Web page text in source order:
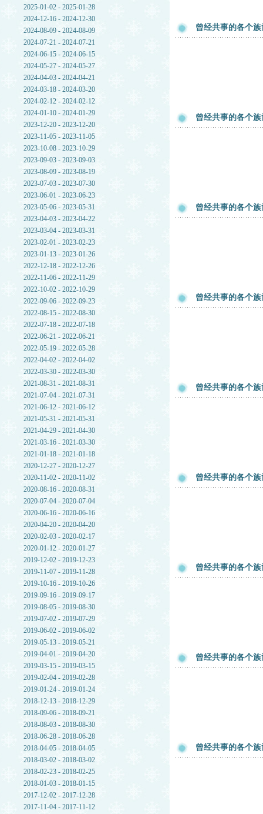
2025-01-02 - 2025-01-28
2024-12-16 - 2024-12-30
2024-08-09 - 2024-08-09
2024-07-21 - 2024-07-21
2024-06-15 - 2024-06-15
2024-05-27 - 2024-05-27
2024-04-03 - 2024-04-21
2024-03-18 - 2024-03-20
2024-02-12 - 2024-02-12
2024-01-10 - 2024-01-29
2023-12-20 - 2023-12-20
2023-11-05 - 2023-11-05
2023-10-08 - 2023-10-29
2023-09-03 - 2023-09-03
2023-08-09 - 2023-08-19
2023-07-03 - 2023-07-30
2023-06-01 - 2023-06-23
2023-05-06 - 2023-05-31
2023-04-03 - 2023-04-22
2023-03-04 - 2023-03-31
2023-02-01 - 2023-02-23
2023-01-13 - 2023-01-26
2022-12-18 - 2022-12-26
2022-11-06 - 2022-11-29
2022-10-02 - 2022-10-29
2022-09-06 - 2022-09-23
2022-08-15 - 2022-08-30
2022-07-18 - 2022-07-18
2022-06-21 - 2022-06-21
2022-05-19 - 2022-05-28
2022-04-02 - 2022-04-02
2022-03-30 - 2022-03-30
2021-08-31 - 2021-08-31
2021-07-04 - 2021-07-31
2021-06-12 - 2021-06-12
2021-05-31 - 2021-05-31
2021-04-29 - 2021-04-30
2021-03-16 - 2021-03-30
2021-01-18 - 2021-01-18
2020-12-27 - 2020-12-27
2020-11-02 - 2020-11-02
2020-08-16 - 2020-08-31
2020-07-04 - 2020-07-04
2020-06-16 - 2020-06-16
2020-04-20 - 2020-04-20
2020-02-03 - 2020-02-17
2020-01-12 - 2020-01-27
2019-12-02 - 2019-12-23
2019-11-07 - 2019-11-28
2019-10-16 - 2019-10-26
2019-09-16 - 2019-09-17
2019-08-05 - 2019-08-30
2019-07-02 - 2019-07-29
2019-06-02 - 2019-06-02
2019-05-13 - 2019-05-21
2019-04-01 - 2019-04-20
2019-03-15 - 2019-03-15
2019-02-04 - 2019-02-28
2019-01-24 - 2019-01-24
2018-12-13 - 2018-12-29
2018-09-06 - 2018-09-21
2018-08-03 - 2018-08-30
2018-06-28 - 2018-06-28
2018-04-05 - 2018-04-05
2018-03-02 - 2018-03-02
2018-02-23 - 2018-02-25
2018-01-03 - 2018-01-15
2017-12-02 - 2017-12-28
2017-11-04 - 2017-11-12
曾经共事的各个
曾经共事的各个
曾经共事的各个
曾经共事的各个
曾经共事的各个
曾经共事的各个
曾经共事的各个
曾经共事的各个
曾经共事的各个